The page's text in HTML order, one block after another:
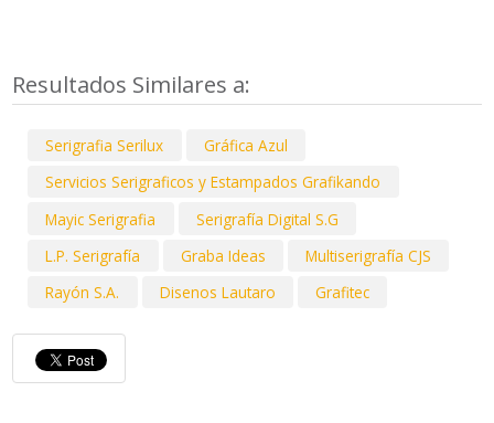
Resultados Similares a:
Serigrafia Serilux
Gráfica Azul
Servicios Serigraficos y Estampados Grafikando
Mayic Serigrafia
Serigrafía Digital S.G
L.P. Serigrafía
Graba Ideas
Multiserigrafía CJS
Rayón S.A.
Disenos Lautaro Grafitec